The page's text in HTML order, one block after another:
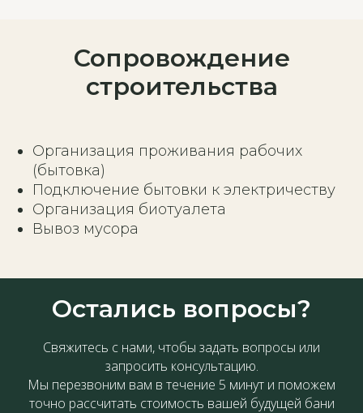
Сопровождение
строительства
Организация проживания рабочих
(бытовка)
Подключение бытовки к электричеству
Организация биотуалета
Вывоз мусора
Остались вопросы?
Свяжитесь с нами, чтобы задать вопросы или
запросить консультацию.
Мы перезвоним вам в течение 5 минут и поможем
точно рассчитать стоимость вашей будущей бани